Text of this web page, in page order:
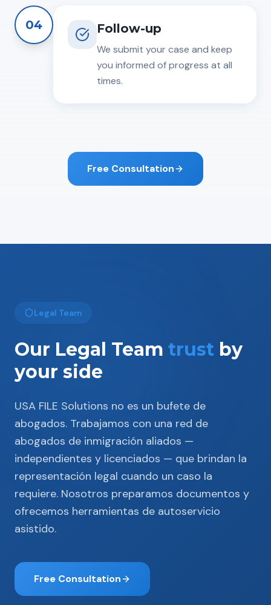
04 Follow-up
We submit your case and keep
you informed of progress at all
times.
Free Consultation
Legal Team
Our Legal Team trust by
your side
USA FILE Solutions no es un bufete de
abogados. Trabajamos con una red de
abogados de inmigración aliados —
independientes y licenciados — que brindan la
representación legal cuando un caso la
requiere. Nosotros preparamos documentos y
ofrecemos herramientas de autoservicio
asistido.
Free Consultation